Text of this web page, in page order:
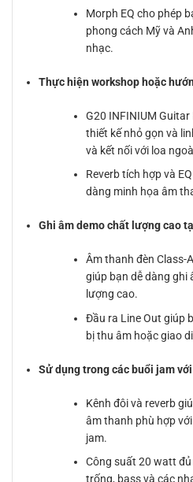
Morph EQ cho phép
phong cách Mỹ và
nhạc.
Thực hiện workshop hoặc
G20 INFINIUM
thiết kế nhỏ gọn và
và kết nối với loa
Reverb tích hợp và
dàng minh họa âm
Ghi âm demo chất lượng cao
Âm thanh đèn Class-
giúp bạn dễ dàng ghi
lượng cao.
Đầu ra Line Out giúp
bị thu âm hoặc giao
Sử dụng trong các buổi jam
Kênh đôi và reverb
âm thanh phù hợp
jam.
Công suất 20 watt
trống, bass và các